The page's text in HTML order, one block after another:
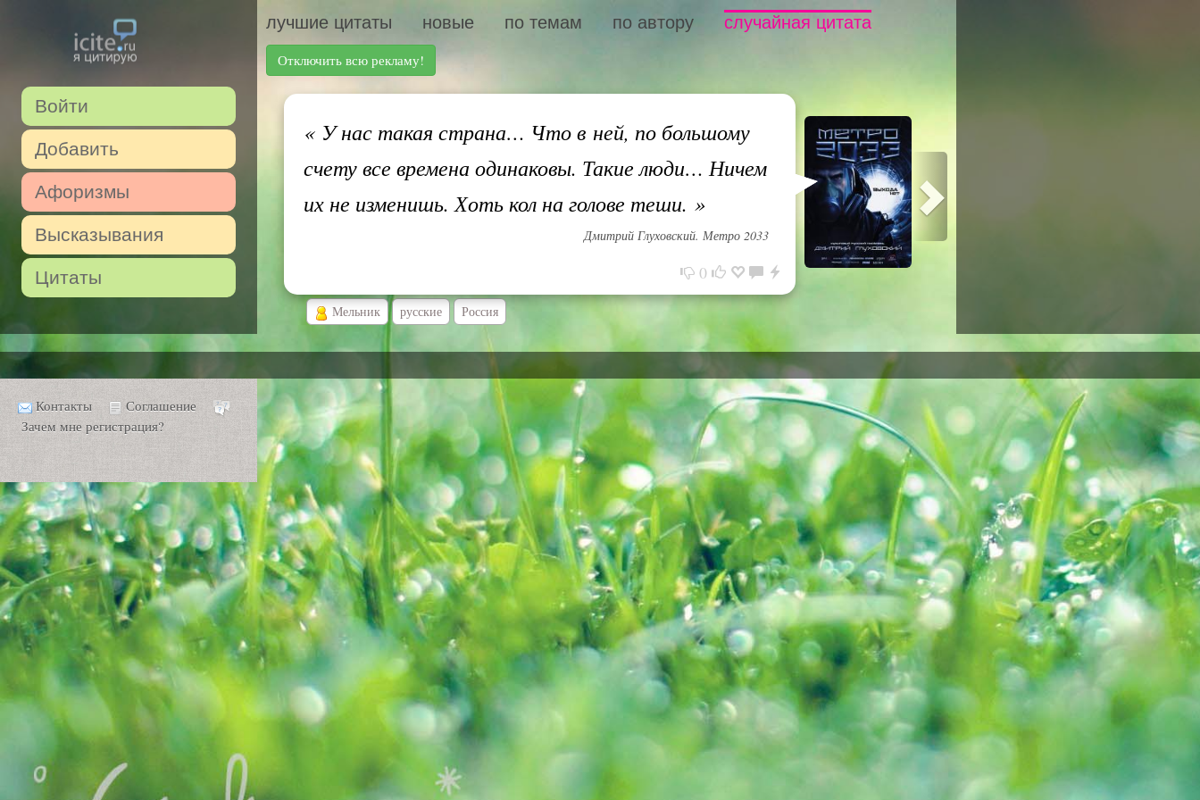
Войти
Добавить
Афоризмы
Высказывания
Цитаты
лучшие цитаты новые по темам по автору случайная цитата
Отключить всю рекламу!
«У нас такая страна… Что в ней, по большому
счету все времена одинаковы. Такие люди… Ничем
их не изменишь. Хоть кол на голове теши. »
Дмитрий Глуховский. Метро 2033
0
Мельник русские Россия
Контакты
Соглашение
Зачем мне регистрация?